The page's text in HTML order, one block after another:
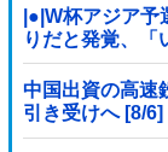
|●|W杯アジア予
りだと発覚、「
共催の件に言
中国出資の高速
引き受けへ [8/6]